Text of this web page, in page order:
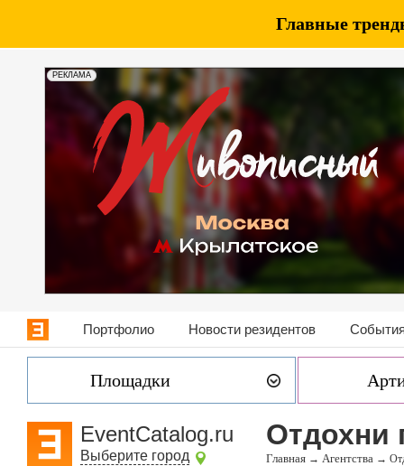
РЕКЛАМА
Главные
Портфолио Новости резидентов
Площадки
EventCatalog.ru
Выберите город
Отдохни
Главная → Агентства →